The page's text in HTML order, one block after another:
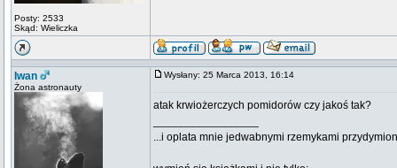
Posty: 2533
Skąd: Wieliczka
Iwan
Żona astronauty
Wysłany: 25 Marca 2013, 16:14
atak krwiożerczych pomidorów czy jakoś tak?
...i oplata mnie jedwabnymi rzemykami